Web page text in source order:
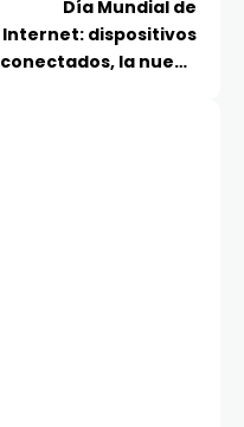
Día Mundial de
Internet: dispositivos
conectados, la nueva